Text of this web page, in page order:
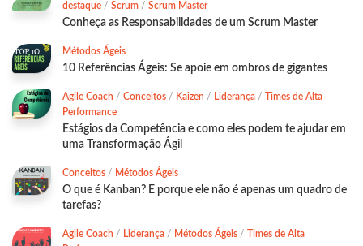
destaque / Scrum / Scrum Master
Conheça as Responsabilidades de um Scrum Master
Métodos Ágeis
10 Referências Ágeis: Se apoie em ombros de gigantes
Agile Coach / Conceitos / Kaizen / Liderança /
Times de Alta
Performance
Estágios da Competência e como eles podem te ajudar em
uma Transformação Ágil
Conceitos / Métodos Ágeis
O que é Kanban? E porque ele não é apenas um quadro de
tarefas?
Agile Coach / Liderança / Métodos Ágeis /
Times de Alta